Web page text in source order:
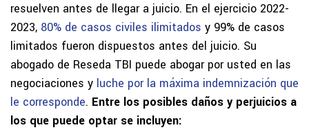
resuelven antes de llegar a juicio. En el ejercicio 2022-
2023, 80% de casos civiles ilimitados y 99% de casos
limitados fueron dispuestos antes del juicio. Su
abogado de Reseda TBI puede abogar por usted en las
negociaciones y luche por la máxima indemnización que
le corresponde. Entre los posibles daños y perjuicios a
los que puede optar se incluyen: